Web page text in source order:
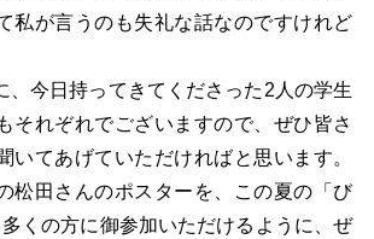
私が言うのも失礼な話なのですけれど
、今日持ってきてくださった2人の学生
それぞれでございますので、ぜひ皆さ
いてあげていただければと思います。
松田さんのポスターを、この夏の「び
くの方に御参加いただけるように、ぜ